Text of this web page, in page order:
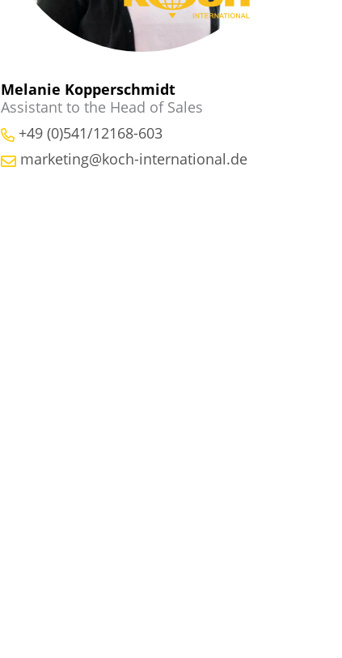
Melanie Kopperschmidt
Assistant to the Head of Sales
+49 (0)541/12168-603
marketing@koch-international.de